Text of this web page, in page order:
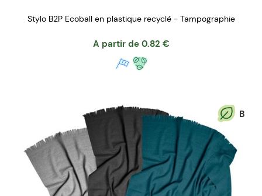
Stylo B2P Ecoball en plastique recyclé - Tampographie
A partir de 0.82 €
B